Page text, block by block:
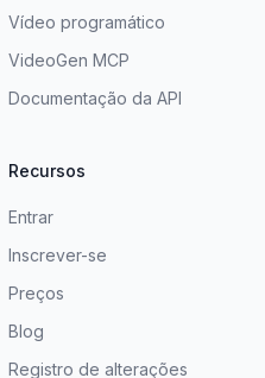
Vídeo programático
VideoGen MCP
Documentação da API
Recursos
Entrar
Inscrever-se
Preços
Blog
Registro de alterações